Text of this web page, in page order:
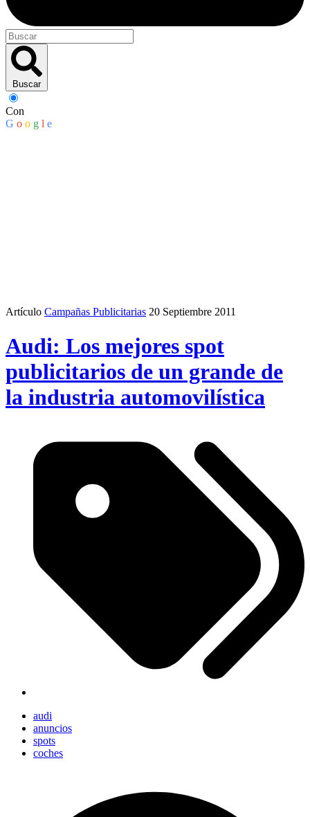
Buscar
Con
G o o g l e
Artículo Campañas Publicitarias 20 Septiembre 2011
Audi: Los mejores spot
publicitarios de un grande de
la industria automovilística
audi
anuncios
spots
coches